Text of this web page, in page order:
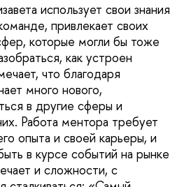
использует свои знания
привлекает своих
которые могли бы тоже
как устроен
что благодаря
много нового,
в другие сферы и
Работа ментора требует
опыта и своей карьеры, и
в курсе событий на рынке
и сложности, с